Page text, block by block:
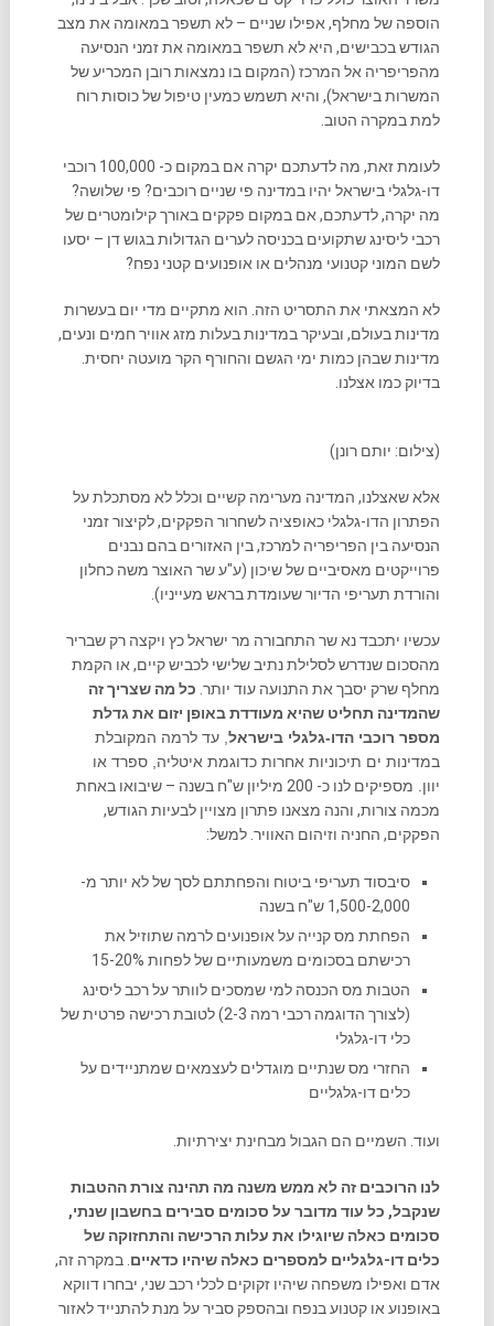
הוספה של מחלף, אפילו שניים – לא תשפר במאומה את מצב
הגודש בכבישים, היא לא תשפר במאומה את זמני הנסיעה
מהפריפריה אל המרכז (המקום בו נמצאות רובן המכריע של
המשרות בישראל), והיא תשמש כמעין טיפול של כוסות רוח
למת במקרה הטוב.
לעומת זאת, מה לדעתכם יקרה אם במקום כ- 100,000 רוכבי
דו-גלגלי בישראל יהיו במדינה פי שניים רוכבים? פי שלושה?
מה יקרה, לדעתכם, אם במקום פקקים באורך קילומטרים של
רכבי ליסינג שתקועים בכניסה לערים הגדולות בגוש דן – יסעו
לשם המוני קטנועי מנהלים או אופנועים קטני נפח?
לא המצאתי את התסריט הזה. הוא מתקיים מדי יום בעשרות
מדינות בעולם, ובעיקר במדינות בעלות מזג אוויר חמים ונעים,
מדינות שבהן כמות ימי הגשם והחורף הקר מועטה יחסית.
בדיוק כמו אצלנו.
(צילום: יותם רונן)
אלא שאצלנו, המדינה מערימה קשיים וכלל לא מסתכלת על
הפתרון הדו-גלגלי כאופציה לשחרור הפקקים, לקיצור זמני
הנסיעה בין הפריפריה למרכז, בין האזורים בהם נבנים
פרוייקטים מאסיביים של שיכון (ע"ע שר האוצר משה כחלון
והורדת תעריפי הדיור שעומדת בראש מעייניו).
עכשיו יתכבד נא שר התחבורה מר ישראל כץ ויקצה רק שבריר
מהסכום שנדרש לסלילת נתיב שלישי לכביש קיים, או הקמת
מחלף שרק יסבך את התנועה עוד יותר. כל מה שצריך זה
שהמדינה תחליט שהיא מעודדת באופן יזום את גדלת
מספר רוכבי הדו-גלגלי בישראל, עד לרמה המקובלת
במדינות ים תיכוניות אחרות כדוגמת איטליה, ספרד או
יוון.
מספיקים לנו כ- 200 מיליון ש"ח בשנה – שיבואו באחת
מכמה צורות, והנה מצאנו פתרון מצויין לבעיות הגודש,
הפקקים, החניה וזיהום האוויר. למשל:
סיבסוד תעריפי ביטוח והפחתתם לסך של לא יותר מ-
1,500-2,000 ש"ח בשנה
הפחתת מס קנייה על אופנועים לרמה שתוזיל את
רכישתם בסכומים משמעותיים של לפחות 15-20%
הטבות מס הכנסה למי שמסכים לוותר על רכב ליסינג
(לצורך הדוגמה רכבי רמה 2-3) לטובת רכישה פרטית של
כלי דו-גלגלי
החזרי מס שנתיים מוגדלים לעצמאים שמתניידים על
כלים דו-גלגליים
ועוד. השמיים הם הגבול מבחינת יצירתיות.
לנו הרוכבים זה לא ממש משנה מה תהינה צורת ההטבות
שנקבל, כל עוד מדובר על סכומים סבירים בחשבון שנתי,
סכומים כאלה שיוגילו את עלות הרכישה והתחזוקה של
כלים דו-גלגליים למספרים כאלה שיהיו כדאיים . במקרה זה,
אדם ואפילו משפחה שיהיו זקוקים לכלי רכב שני, יבחרו דווקא
באופנוע או קטנוע בנפח ובהספק סביר על מנת להתנייד לאזור